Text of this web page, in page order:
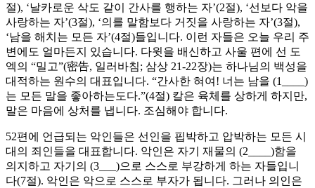
절), ‘날카로운 삭도 같이 간사를 행하는 자’(2절), ‘선보다 악을
사랑하는 자’(3절), ‘의를 말함보다 거짓을 사랑하는 자’(3절),
‘남을 해치는 모든 자’(4절)들입니다. 이런 자들은 오늘 우리 주
변에도 얼마든지 있습니다. 다윗을 배신하고 사울 편에 선 도
엑의 “밀고”(密告, 일러바침; 삼상 21-22장)는 하나님의 백성을
대적하는 원수의 대표입니다. “간사한 혀여! 너는 남을 (1____)
는 모든 말을 좋아하는도다.”(4절) 칼은 육체를 상하게 하지만,
말은 마음에 상처를 냅니다. 조심해야 합니다.
52편에 언급되는 악인들은 선인을 핍박하고 압박하는 모든 시
대의 죄인들을 대표합니다. 악인은 자기 재물의 (2____)함을
의지하고 자기의 (3___)으로 스스로 부강하게 하는 자들입니
다(7절). 악인은 악으로 스스로 부자가 됩니다. 그러나 의인은